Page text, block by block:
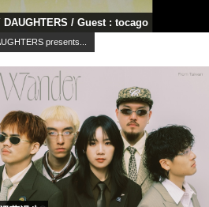
DAUGHTERS / Guest : tocago
presents...